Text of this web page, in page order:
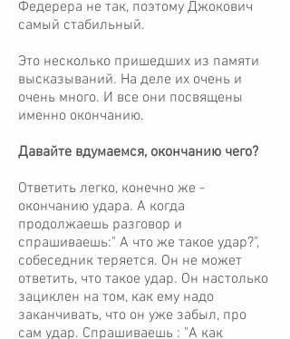
Федерера не так, поэтому Джокович
самый стабильный.
Это несколько пришедших из памяти
высказываний. На деле их очень и
очень много. И все они посвящены
именно окончанию.
Давайте вдумаемся, окончанию чего?
Ответить легко, конечно же -
окончанию удара. А когда
продолжаешь разговор и
спрашиваешь:" А что же такое удар?",
собеседник теряется. Он не может
ответить, что такое удар. Он настолько
зациклен на том, как ему надо
заканчивать, что он уже забыл, про
сам удар. Спрашиваешь : "А как